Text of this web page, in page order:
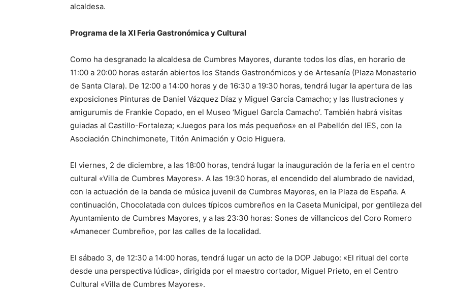
alcaldesa.
Programa de la XI Feria Gastronómica y Cultural
Como ha desgranado la alcaldesa de Cumbres Mayores, durante todos los días, en horario de
11:00 a 20:00 horas estarán abiertos los Stands Gastronómicos y de Artesanía (Plaza Monasterio
de Santa Clara). De 12:00 a 14:00 horas y de 16:30 a 19:30 horas, tendrá lugar la apertura de las
exposiciones Pinturas de Daniel Vázquez Díaz y Miguel García Camacho; y las Ilustraciones y
amigurumis de Frankie Copado, en el Museo ‘Miguel García Camacho’. También habrá visitas
guiadas al Castillo-Fortaleza; «Juegos para los más pequeños» en el Pabellón del IES, con la
Asociación Chinchimonete, Titón Animación y Ocio Higuera.
El viernes, 2 de diciembre, a las 18:00 horas, tendrá lugar la inauguración de la feria en el centro
cultural «Villa de Cumbres Mayores». A las 19:30 horas, el encendido del alumbrado de navidad,
con la actuación de la banda de música juvenil de Cumbres Mayores, en la Plaza de España. A
continuación, Chocolatada con dulces típicos cumbreños en la Caseta Municipal, por gentileza del
Ayuntamiento de Cumbres Mayores, y a las 23:30 horas: Sones de villancicos del Coro Romero
«Amanecer Cumbreño», por las calles de la localidad.
El sábado 3, de 12:30 a 14:00 horas, tendrá lugar un acto de la DOP Jabugo: «El ritual del corte
desde una perspectiva lúdica», dirigida por el maestro cortador, Miguel Prieto, en el Centro
Cultural «Villa de Cumbres Mayores».